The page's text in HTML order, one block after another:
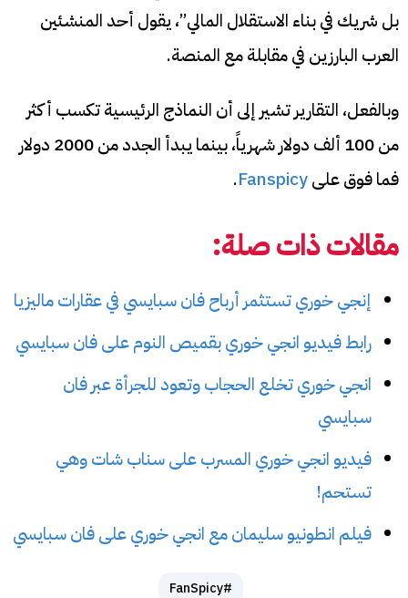
بل شريك في بناء الاستقلال المالي”، يقول أحد المنشئين
العرب البارزين في مقابلة مع المنصة.
وبالفعل، التقارير تشير إلى أن النماذج الرئيسية تكسب أكثر
من 100 ألف دولار شهرياً، بينما يبدأ الجدد من 2000 دولار
فما فوق علىFanspicy
.
مقالات ذات صلة:
إنجي خوري تستثمر أرباح فان سبايسي في عقارات ماليزيا
رابط فيديو انجي خوري بقميص النوم على فان سبايسي
انجي خوري تخلع الحجاب وتعود للجرأة عبر فان
سبايسي
فيديو انجي خوري المسرب على سناب شات وهي
تستحم!
فيلم انطونيو سليمان مع انجي خوري على فان سبايسي
#FanSpicy